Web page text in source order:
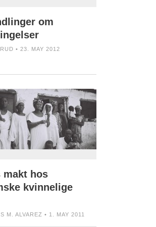
om
• 23. MAY 2012
makt hos
kvinnelige
M. ALVAREZ • 1. MAY 2011